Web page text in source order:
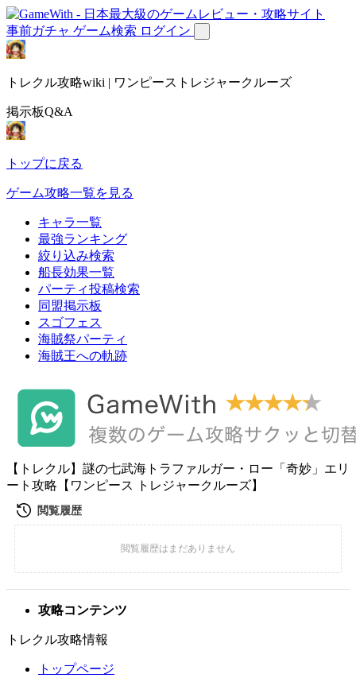
事前ガチャ ゲーム検索 ログイン
トレクル攻略wiki | ワンピーストレジャークルーズ
掲示板Q&A
トップに戻る
ゲーム攻略一覧を見る
キャラ一覧
最強ランキング
絞り込み検索
船長効果一覧
パーティ投稿検索
同盟掲示板
スゴフェス
海賊祭パーティ
海賊王への軌跡
【トレクル】謎の七武海トラファルガー・ロー「奇妙」エリ
ート攻略【ワンピース トレジャークルーズ】
攻略コンテンツ
トレクル攻略情報
トップページ